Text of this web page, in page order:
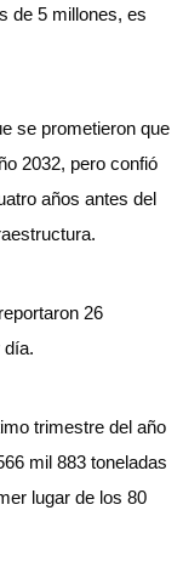
de 5 millones, es
se prometieron que
2032, pero confió
años antes del
26
día.
trimestre del año
mil 883 toneladas
lugar de los 80